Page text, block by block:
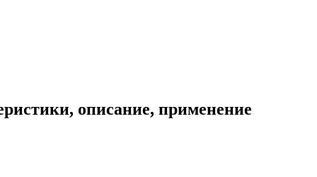
описание, применение